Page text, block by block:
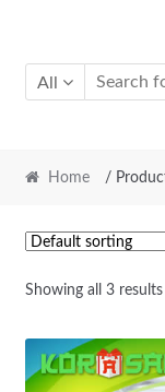
All
Home /
Showing all 3 results